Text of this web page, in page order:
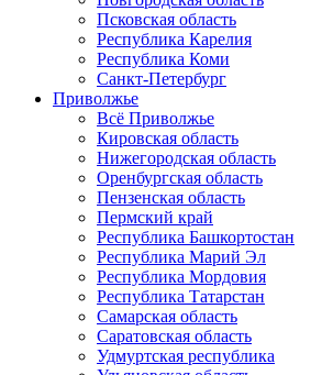
Псковская область
Республика Карелия
Республика Коми
Санкт-Петербург
Приволжье
Всё Приволжье
Кировская область
Нижегородская область
Оренбургская область
Пензенская область
Пермский край
Республика Башкортостан
Республика Марий Эл
Республика Мордовия
Республика Татарстан
Самарская область
Саратовская область
Удмуртская республика